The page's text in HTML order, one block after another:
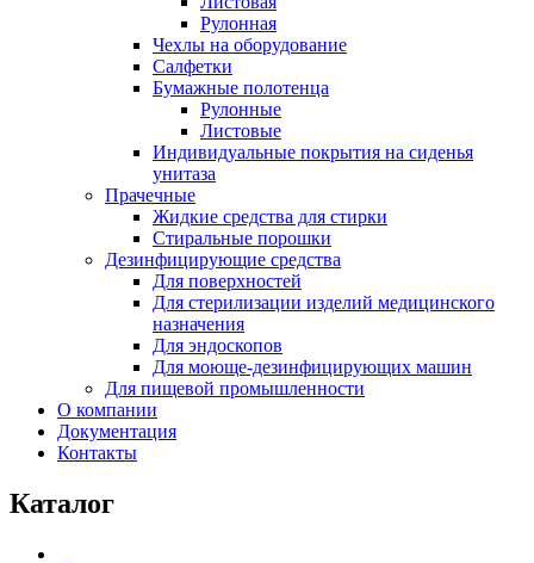
Рулонная
Чехлы на оборудование
Салфетки
Бумажные полотенца
Рулонные
Листовые
Индивидуальные покрытия на сиденья
унитаза
Прачечные
Жидкие средства для стирки
Стиральные порошки
Дезинфицирующие средства
Для поверхностей
Для стерилизации изделий медицинского
назначения
Для эндоскопов
Для моюще-дезинфицирующих машин
Для пищевой промышленности
О компании
Документация
Контакты
Каталог